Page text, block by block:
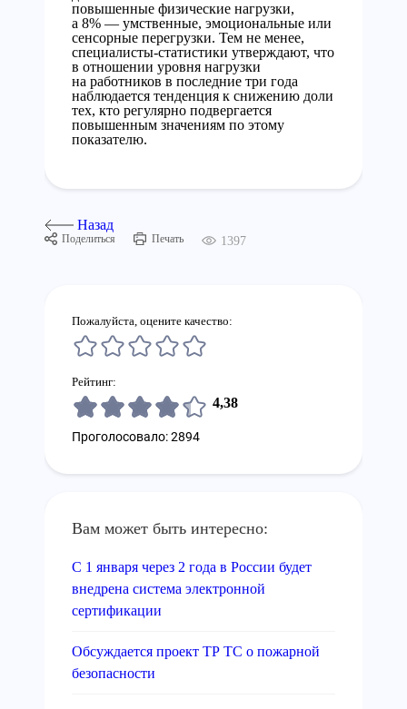
повышенные физические нагрузки,
а 8% — умственные, эмоциональные или
сенсорные перегрузки. Тем не менее,
специалисты-статистики утверждают, что
в отношении уровня нагрузки
на работников в последние три года
наблюдается тенденция к снижению доли
тех, кто регулярно подвергается
повышенным значениям по этому
показателю.
Назад
Поделиться Печать 1397
Пожалуйста, оцените качество:
Рейтинг:
4,38
Проголосовало: 2894
Вам может быть интересно:
С 1 января через 2 года в России будет
внедрена система электронной
сертификации
Обсуждается проект ТР ТС о пожарной
безопасности